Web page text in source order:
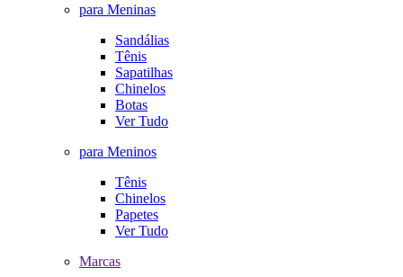
para Meninas
Sandálias
Tênis
Sapatilhas
Chinelos
Botas
Ver Tudo
para Meninos
Tênis
Chinelos
Papetes
Ver Tudo
Marcas